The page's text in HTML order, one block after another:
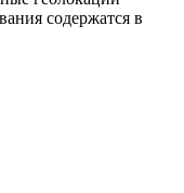
содержатся в